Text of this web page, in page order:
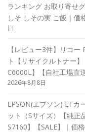
ランキング お取り寄せ
しそ しその実 ご飯｜価
日
【レビュー3件】リコ
ト【リサイクルトナー
C6000L】【自社工場直
2026年8月8日
EPSON(エプソン) ETカ
ット（Sサイズ）【純正
S7160】【SALE】｜価